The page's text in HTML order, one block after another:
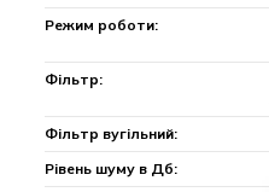
Режим роботи:
Фільтр:
Фільтр вугільний:
Рівень шуму в Дб: